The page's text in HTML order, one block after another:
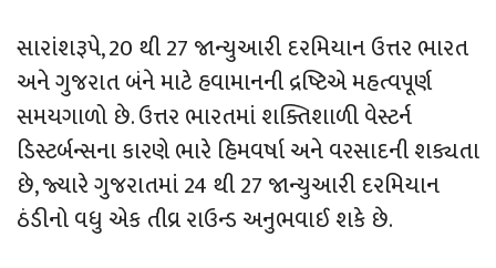
સારાંશરૂપે, 20 થી 27 જાન્યુઆરી દરમિયાન ઉત્તર ભારત
અને ગુજરાત બંને માટે હવામાનની દ્રષ્ટિએ મહત્વપૂર્ણ
સમયગાળો છે. ઉત્તર ભારતમાં શક્તિશાળી વેસ્ટર્ન
ડિસ્ટર્બન્સના કારણે ભારે હિમવર્ષા અને વરસાદની શક્યતા
છે, જ્યારે ગુજરાતમાં 24 થી 27 જાન્યુઆરી દરમિયાન
ઠંડીનો વધુ એક તીવ્ર રાઉન્ડ અનુભવાઈ શકે છે.